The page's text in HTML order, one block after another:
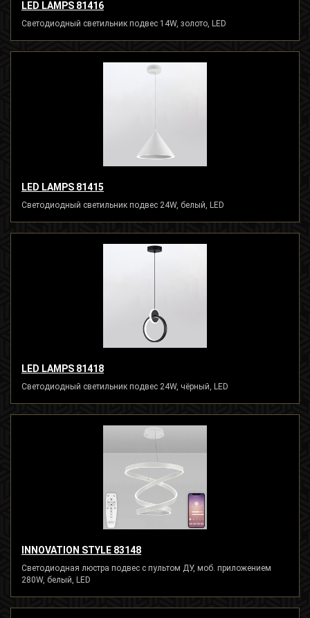
LED LAMPS 81416
Светодиодный светильник подвес 14W, золото, LED
LED LAMPS 81415
Светодиодный светильник подвес 24W, белый, LED
LED LAMPS 81418
Светодиодный светильник подвес 24W, чёрный, LED
INNOVATION STYLE 83148
Светодиодная люстра подвес с пультом ДУ, моб. приложением
280W, белый, LED